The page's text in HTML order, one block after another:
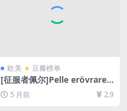
欧美 豆瓣榜单
[征服者佩尔]Pelle erövraren
(1987)[百度网盘+夸克网盘10
80P超清未删减资源][网盘在
5 月前 2.9